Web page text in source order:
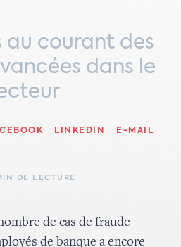
au courant des
dans le
LINKEDIN E-MAIL
DE LECTURE
de cas de fraude
de banque a encore